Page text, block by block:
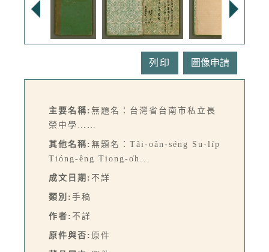
列印
主要名稱: 無題名：台灣省台南市私立長
榮中學……
其他名稱: 無題名：Tâi-oân-séng Su-li̍p
Tióng-êng Tiong-o̍h...
成文日期: 不詳
類別: 手稿
作者: 不詳
原件與否: 原件